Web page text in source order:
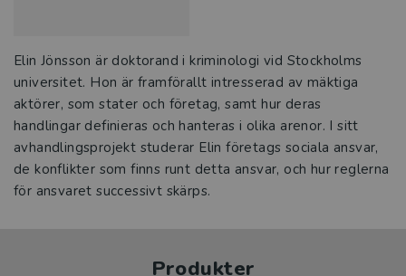
Elin Jönsson är doktorand i kriminologi vid Stockholms
universitet. Hon är framförallt intresserad av mäktiga
aktörer, som stater och företag, samt hur deras
handlingar definieras och hanteras i olika arenor. I sitt
avhandlingsprojekt studerar Elin företags sociala ansvar,
de konflikter som finns runt detta ansvar, och hur reglerna
för ansvaret successivt skärps.
Produkter